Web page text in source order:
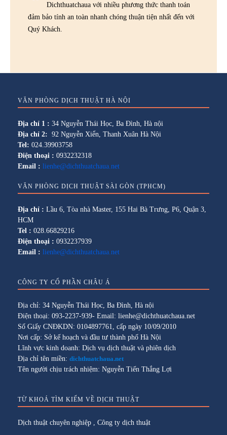
Dichthuatchaua với nhiều phương thức thanh toán
đảm bảo tính an toàn nhanh chóng thuận tiện nhất đến với
Quý Khách.
VĂN PHÒNG DỊCH THUẬT HÀ NỘI
Địa chỉ 1 : 34 Nguyễn Thái Học, Ba Đình, Hà nội
Địa chỉ 2: 92 Nguyễn Xiển, Thanh Xuân Hà Nội
Tel: 024.39903758
Điện thoại : 0932232318
Email : lienhe@dichthuatchaua.net
VĂN PHÒNG DỊCH THUẬT SÀI GÒN (TPHCM)
Địa chỉ : Lầu 6, Tòa nhà Master, 155 Hai Bà Trưng, P6, Quận 3,
HCM
Tel : 028.66829216
Điện thoại : 0932237939
Email : lienhe@dichthuatchaua.net
CÔNG TY CỔ PHẦN CHÂU Á
Địa chỉ: 34 Nguyễn Thái Học, Ba Đình, Hà nội
Điện thoại: 093-2237-939- Email: lienhe@dichthuatchaua.net
Số Giấy CNĐKDN: 0104897761, cấp ngày 10/09/2010
Nơi cấp: Sở kế hoạch và đầu tư thành phố Hà Nội
Lĩnh vực kinh doanh: Dịch vụ dịch thuật và phiên dịch
Địa chỉ tên miền: dichthuatchaua.net
Tên người chịu trách nhiệm: Nguyễn Tiến Thắng Lợi
TỪ KHOÁ TÌM KIẾM VỀ DỊCH THUẬT
Dịch thuật chuyên nghiệp Công ty dịch thuật